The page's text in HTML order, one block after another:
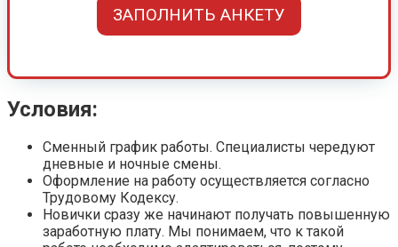
ЗАПОЛНИТЬ АНКЕТУ
Условия:
Сменный график работы. Специалисты чередуют
дневные и ночные смены.
Оформление на работу осуществляется согласно
Трудовому Кодексу.
Новички сразу же начинают получать повышенную
заработную плату. Мы понимаем, что к такой